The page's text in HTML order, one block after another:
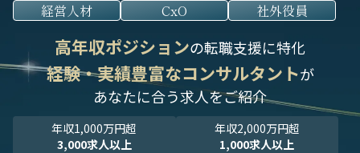
経営人材 CxO 社外役員
高年収ポジションの転職支援に特化
経験・実績豊富なコンサルタントが
あなたに合う求人をご紹介
年収1,000万円超
3,000求人以上
年収2,000万円超
1,000求人以上